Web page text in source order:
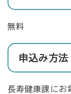
無料
申込み方法
長寿健康課にお